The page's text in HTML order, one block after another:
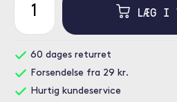
LÆG I
60 dages returret
Forsendelse fra 29 kr.
Hurtig kundeservice